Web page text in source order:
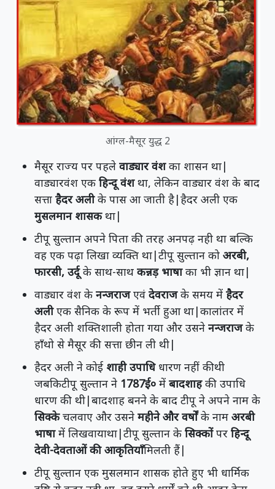
आंग्ल-मैसूर युद्ध 2
मैसूर राज्य पर पहले वाड्यार वंशका शासन था|
वाड्यारवंश एक हिन्दू वंशथा, लेकिन वाड्यार वंश के बाद
सत्ता हैदर अलीके पास आ जाती है|हैदर अली एक
मुसलमान शासकथा|
टीपू सुल्तान अपने पिता की तरह अनपढ़ नही था बल्कि
वह एक पढ़ा लिखा व्यक्ति था|टीपू सुल्तान को अरबी,
फारसी, उर्दूके साथ-साथ कन्नड़ भाषाका भी ज्ञान था|
वाड्यार वंश के नन्जराजएवं देवराजके समय में हैदर
अलीएक सैनिक के रूप में भर्ती हुआ था|कालांतर में
हैदर अली शक्तिशाली होता गया और उसने नन्जराजके
हाँथो से मैसूर की सत्ता छीन ली थी|
हैदर अली ने कोई शाही उपाधिधारण नहीं कीथी
जबकिटीपू सुल्तान ने 1787ई० में बादशाहकी उपाधि
धारण की थी|बादशाह बनने के बाद टीपू ने अपने नाम के
सिक्केचलवाए और उसने महीने और वर्षोंके नाम अरबी
भाषामें लिखवायाथा|टीपू सुल्तान के सिक्कोंपर हिन्दू
देवी-देवताओं की आकृतियाँमिलती हैं|
टीपू सुल्तान एक मुसलमान शासक होते हुए भी धार्मिक